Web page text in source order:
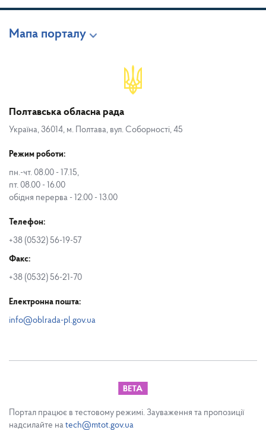
Мапа порталу
Полтавська обласна рада
Україна, 36014, м. Полтава, вул. Соборності, 45
Режим роботи:
пн.-чт. 08.00 - 17.15,
пт. 08.00 - 16.00
обідня перерва - 12.00 - 13.00
Телефон:
+38 (0532) 56-19-57
Факс:
+38 (0532) 56-21-70
Електронна пошта:
info@oblrada-pl.gov.ua
Портал працює в тестовому режимі. Зауваження та пропозиції
надсилайте на tech@mtot.gov.ua